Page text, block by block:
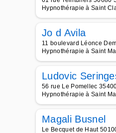
Hypnothérapie à Saint
Jo d Avila
11 boulevard Léonce
Hypnothérapie à Saint
Ludovic
56 rue Le Pomellec
Hypnothérapie à Saint
Magali Busnel
Le Becquet de Haut